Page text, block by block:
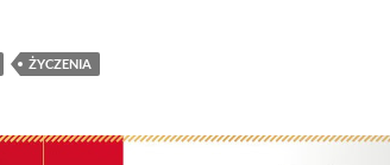
ŻYCZENIA